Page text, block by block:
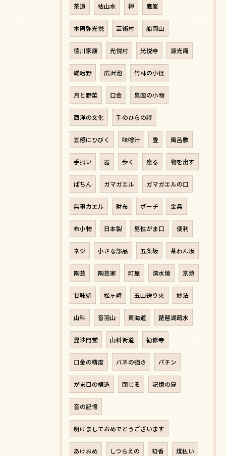
茶道 枯山水 禅 鷹峯
本阿弥光悦 芸術村 船岡山
徳川家康 光悦村 光悦寺 源光庵
嵯峨野 広沢池 竹林の小径
月と野菜 口金 異国の小物
西洋の文化 手のひらの詩
五感にひびく 味噌汁 畳 風呂敷
手拭い 器 歩く 座る 物を出す
ぱちん ガマガエル ガマガエルの口
無事カエル 財布 ポーチ 金具
布小物 日本製 男性がま口 便利
ネジ 小さな部品 五条坂 茶わん坂
陶芸 陶芸家 町屋 清水焼 京焼
甘味処 松ヶ崎 五山送り火 妙法
山科 音羽山 東海道 琵琶湖疏水
毘沙門堂 山科街道 勧修寺
口金の精度 バネの強さ パチン
がま口の構造 閉じる 記憶の扉
音の記憶
明けましておめでとうございます
あけおめ しつらえの 初香 煤払い